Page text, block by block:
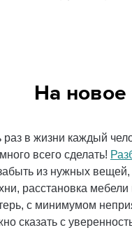
На новое
в жизни каждый
всего сделать!
из нужных
расстановка
с минимумом
сказать с